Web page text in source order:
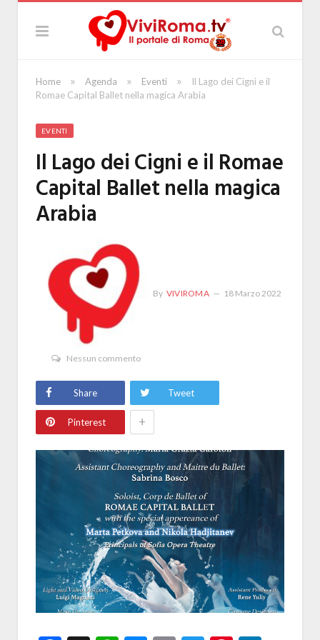
Home » Agenda » Eventi »
Il Lago dei Cigni e il
Romae Capital Ballet nella magica Arabia
EVENTI
Il Lago dei Cigni e il Romae
Capital Ballet nella magica
Arabia
By VIVIROMA 18 Marzo 2022
Nessun commento
Share Tweet
Pinterest +